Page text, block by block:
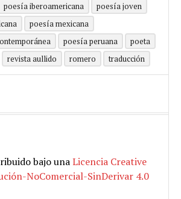
poesía iberoamericana
poesía joven
poesía mexicana
poesía peruana
poeta
revista aullido romero traducción
bajo unaLicencia Creative
NoComercial-SinDerivar 4.0